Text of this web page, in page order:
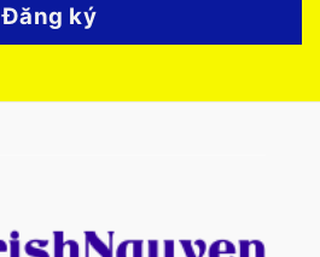
Đăng ký